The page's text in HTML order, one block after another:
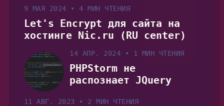
9 МАЯ 2024 • 4 МИН ЧТЕНИЯ
Let's Encrypt для сайта на
хостинге Nic.ru (RU center)
14 АПР. 2024 • 1 МИН ЧТЕНИЯ
PHPStorm не
распознает JQuery
11 АВГ. 2023 • 2 МИН ЧТЕНИЯ